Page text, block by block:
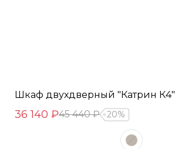
Шкаф двухдверный "Катрин К4"
36 140 ₽45 440 ₽ 20%